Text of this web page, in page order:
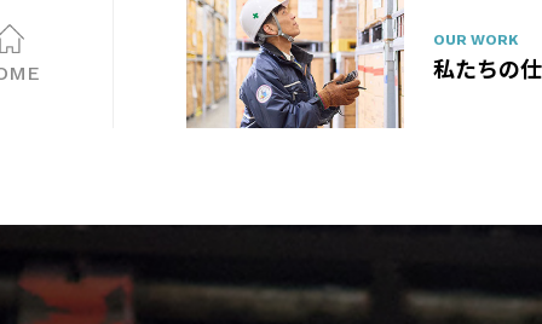
OUR WORK
私たちの